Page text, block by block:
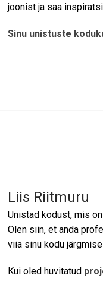
joonist ja saa
Sinu unistuste
Liis Riitmuru
Unistad kodust, mis
Olen siin, et anda
viia sinu kodu
Kui oled huvitatud